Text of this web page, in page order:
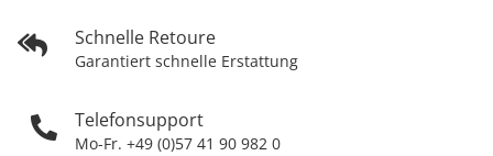
Schnelle Retoure
Garantiert schnelle Erstattung
Telefonsupport
Mo-Fr. +49 (0)57 41 90 982 0